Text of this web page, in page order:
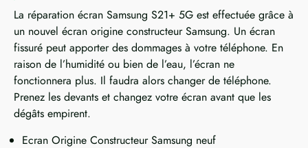
La réparation écran Samsung S21+ 5G est effectuée grâce à
un nouvel écran origine constructeur Samsung. Un écran
fissuré peut apporter des dommages à votre téléphone. En
raison de l’humidité ou bien de l’eau, l’écran ne
fonctionnera plus. Il faudra alors changer de téléphone.
Prenez les devants et changez votre écran avant que les
dégâts empirent.
Ecran Origine Constructeur Samsung neuf